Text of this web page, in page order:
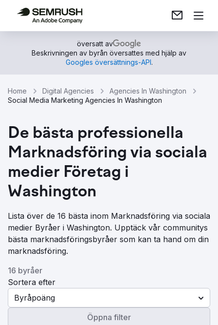
översatt av
Beskrivningen av byrån översattes med hjälp av
Googles översättnings-API.
Home Digital Agencies
Agencies In Washington
Social Media Marketing Agencies In Washington
De bästa professionella
Marknadsföring via sociala
medier Företag i
Washington
Lista över de 16 bästa inom Marknadsföring via sociala
medier Byråer i Washington. Upptäck vår communitys
bästa marknadsföringsbyråer som kan ta hand om din
marknadsföring.
16 byråer
Sortera efter
Byråpoäng
Öppna filter